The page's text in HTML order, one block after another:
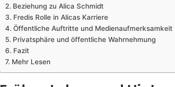
Beziehung zu Alica Schmidt
Fredis Rolle in Alicas Karriere
Öffentliche Auftritte und Medienaufmerksamkeit
Privatsphäre und öffentliche Wahrnehmung
Fazit
Mehr Lesen